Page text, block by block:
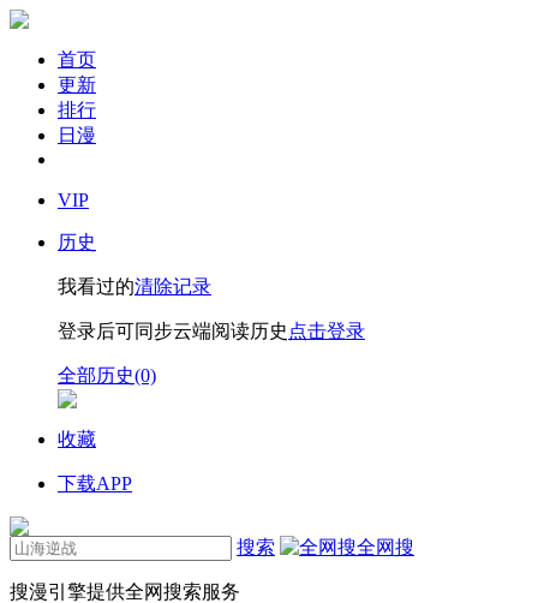
首页
更新
排行
日漫
VIP
历史
我看过的清除记录
登录后可同步云端阅读历史 点击登录
全部历史(0)
收藏
下载APP
搜索 全网搜
搜漫引擎提供全网搜索服务